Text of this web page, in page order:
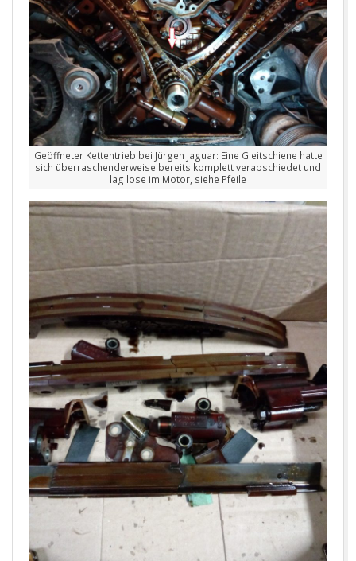
Geöffneter Kettentrieb bei Jürgen Jaguar: Eine Gleitschiene hatte
sich überraschenderweise bereits komplett verabschiedet und
lag lose im Motor, siehe Pfeile